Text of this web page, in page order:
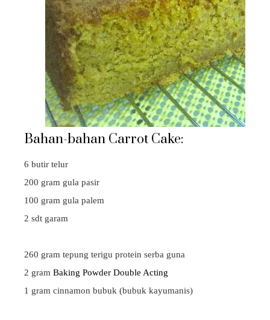
Bahan-bahan Carrot Cake:
6 butir telur
200 gram gula pasir
100 gram gula palem
2 sdt garam
260 gram tepung terigu protein serba guna
2 gram Baking Powder Double Acting
1 gram cinnamon bubuk (bubuk kayumanis)